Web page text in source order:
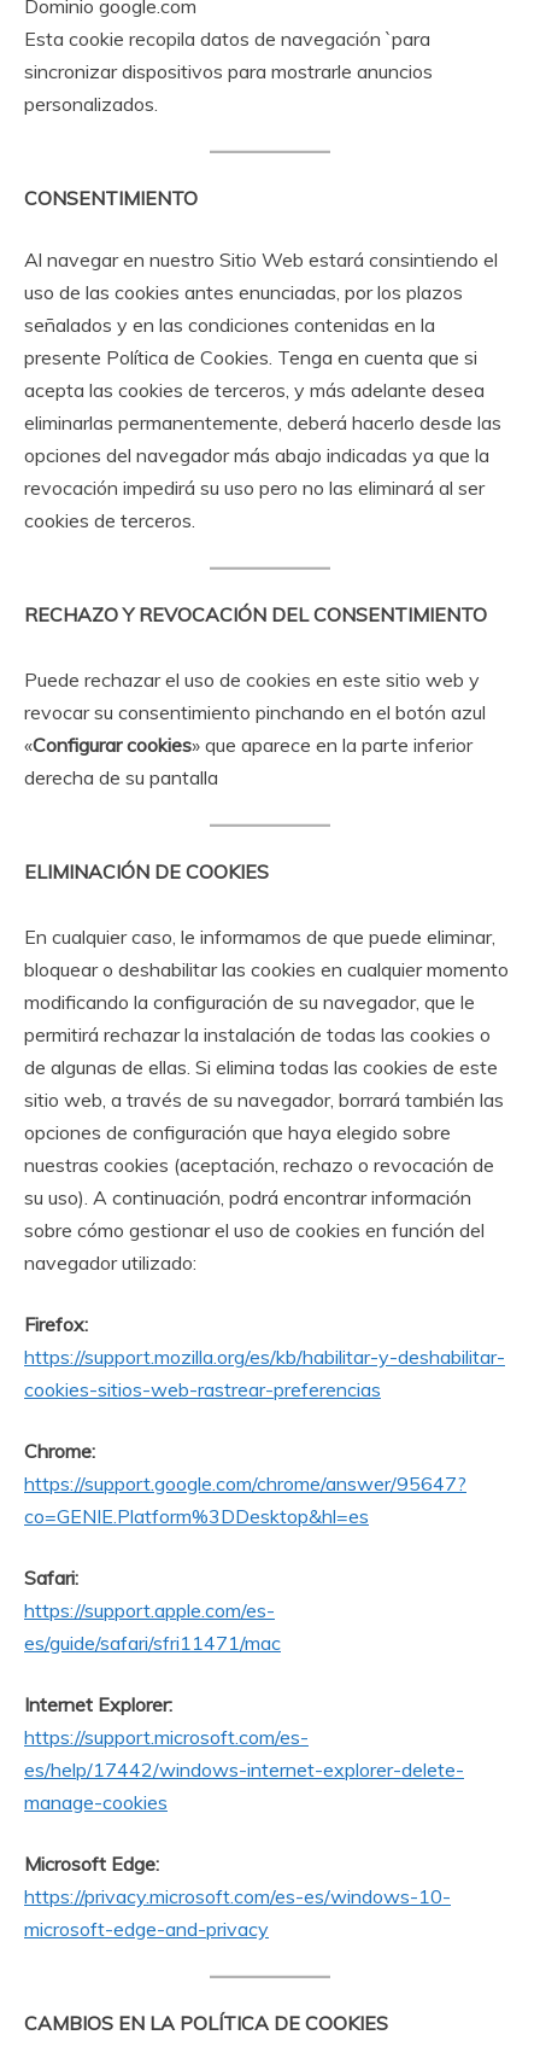
Dominio google.com
Esta cookie recopila datos de navegación `para
sincronizar dispositivos para mostrarle anuncios
personalizados.
CONSENTIMIENTO
Al navegar en nuestro Sitio Web estará consintiendo el
uso de las cookies antes enunciadas, por los plazos
señalados y en las condiciones contenidas en la
presente Política de Cookies. Tenga en cuenta que si
acepta las cookies de terceros, y más adelante desea
eliminarlas permanentemente, deberá hacerlo desde las
opciones del navegador más abajo indicadas ya que la
revocación impedirá su uso pero no las eliminará al ser
cookies de terceros.
RECHAZO Y REVOCACIÓN DEL CONSENTIMIENTO
Puede rechazar el uso de cookies en este sitio web y
revocar su consentimiento pinchando en el botón azul
«Configurar cookies» que aparece en la parte inferior
derecha de su pantalla
ELIMINACIÓN DE COOKIES
En cualquier caso, le informamos de que puede eliminar,
bloquear o deshabilitar las cookies en cualquier momento
modificando la configuración de su navegador, que le
permitirá rechazar la instalación de todas las cookies o
de algunas de ellas. Si elimina todas las cookies de este
sitio web, a través de su navegador, borrará también las
opciones de configuración que haya elegido sobre
nuestras cookies (aceptación, rechazo o revocación de
su uso). A continuación, podrá encontrar información
sobre cómo gestionar el uso de cookies en función del
navegador utilizado:
Firefox:
https://support.mozilla.org/es/kb/habilitar-y-deshabilitar-
cookies-sitios-web-rastrear-preferencias
Chrome:
https://support.google.com/chrome/answer/95647?
co=GENIE.Platform%3DDesktop&hl=es
Safari:
https://support.apple.com/es-
es/guide/safari/sfri11471/mac
Internet Explorer:
https://support.microsoft.com/es-
es/help/17442/windows-internet-explorer-delete-
manage-cookies
Microsoft Edge:
https://privacy.microsoft.com/es-es/windows-10-
microsoft-edge-and-privacy
CAMBIOS EN LA POLÍTICA DE COOKIES